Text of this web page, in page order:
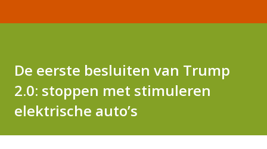
De eerste besluiten van Trump
2.0: stoppen met stimuleren
elektrische auto’s